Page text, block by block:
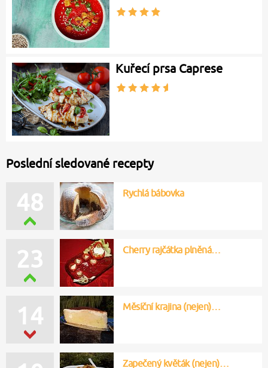
Kuřecí prsa Caprese
Poslední sledované recepty
48 Rychlá bábovka
23 Cherry rajčátka plněná…
14 Měsíční krajina (nejen)…
Zapečený květák (nejen)…